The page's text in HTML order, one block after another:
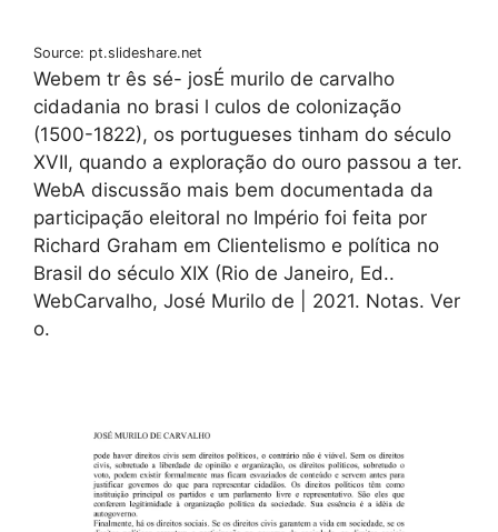
Source: pt.slideshare.net
Webem tr ês sé- josÉ murilo de carvalho
cidadania no brasi l culos de colonização
(1500-1822), os portugueses tinham do século
XVII, quando a exploração do ouro passou a ter.
WebA discussão mais bem documentada da
participação eleitoral no Império foi feita por
Richard Graham em Clientelismo e política no
Brasil do século XIX (Rio de Janeiro, Ed..
WebCarvalho, José Murilo de | 2021. Notas. Ver
o.